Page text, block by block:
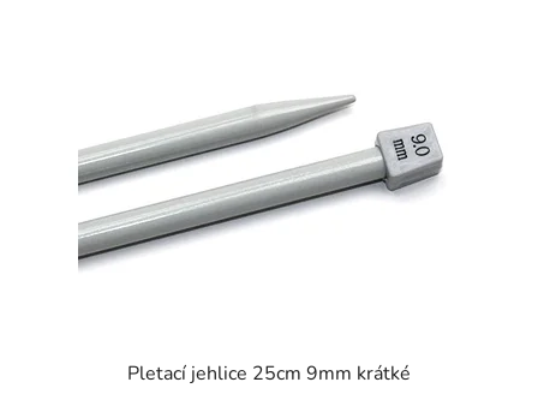
Pletací jehlice 25cm 9mm krátké